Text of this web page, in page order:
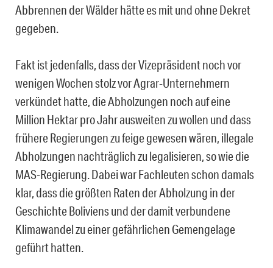
Abbrennen der Wälder hätte es mit und ohne Dekret
gegeben.
Fakt ist jedenfalls, dass der Vizepräsident noch vor
wenigen Wochen stolz vor Agrar-Unternehmern
verkündet hatte, die Abholzungen noch auf eine
Million Hektar pro Jahr ausweiten zu wollen und dass
frühere Regierungen zu feige gewesen wären, illegale
Abholzungen nachträglich zu legalisieren, so wie die
MAS-Regierung. Dabei war Fachleuten schon damals
klar, dass die größten Raten der Abholzung in der
Geschichte Boliviens und der damit verbundene
Klimawandel zu einer gefährlichen Gemengelage
geführt hatten.